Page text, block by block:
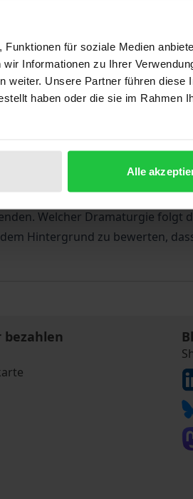
für soziale Medien
Informationen zu Ihrer
weiter. Unsere Partner führen diese
haben oder die sie im Rahmen
Alle
dem Privatsender ProSieben
interaktive Formen, die mit
Welcher Dramaturgie folgt
Hintergrund zu bewerten,
bezahlen